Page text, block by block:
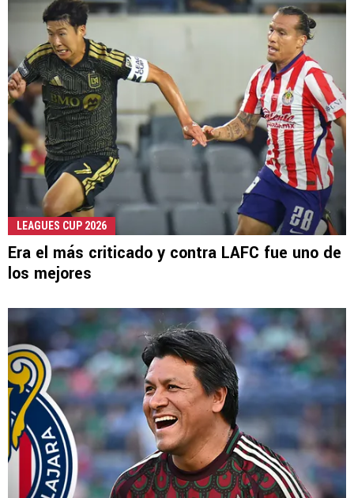
LEAGUES CUP 2026
Era el más criticado y contra LAFC fue uno de
los mejores